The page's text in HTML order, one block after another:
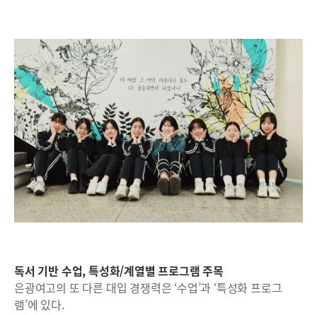
독서 기반 수업, 특성화/계열별 프로그램 주목
은광여고의 또 다른 대입 경쟁력은 ‘수업’과 ‘특성화 프로그
램’에 있다.